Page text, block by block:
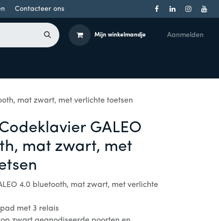
Contacteer ons
Mijn winkelmandje Aanmelden
mat zwart, met verlichte toetsen
GALEO
mat zwart, met
4.0 bluetooth, mat zwart, met verlichte
met 3 relais